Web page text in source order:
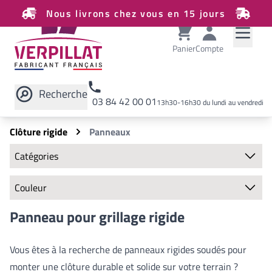
Nous livrons chez vous en 15 jours
PanierCompte
Recherche 03 84 42 00 0113h30-16h30 du lundi au vendredi
Rechercher sur le site
Clôture rigide
Panneaux
Catégories
Clôture rigide
Panneaux
Poteaux
Chapeaux de finition
Plaques de soubassement
Bavolets
Panneau pour grillage rigide
Vous êtes à la recherche de panneaux rigides soudés pour
monter une clôture durable et solide sur votre terrain ?
Couleur
Vert
Gris anthracite